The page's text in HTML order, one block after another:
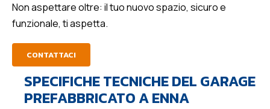
Non aspettare oltre: il tuo nuovo spazio, sicuro e
funzionale, ti aspetta.
CONTATTACI
SPECIFICHE TECNICHE DEL GARAGE
PREFABBRICATO A ENNA